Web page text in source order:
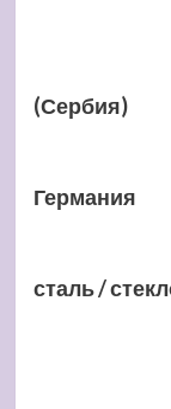
(Сербия)
Германия
сталь /